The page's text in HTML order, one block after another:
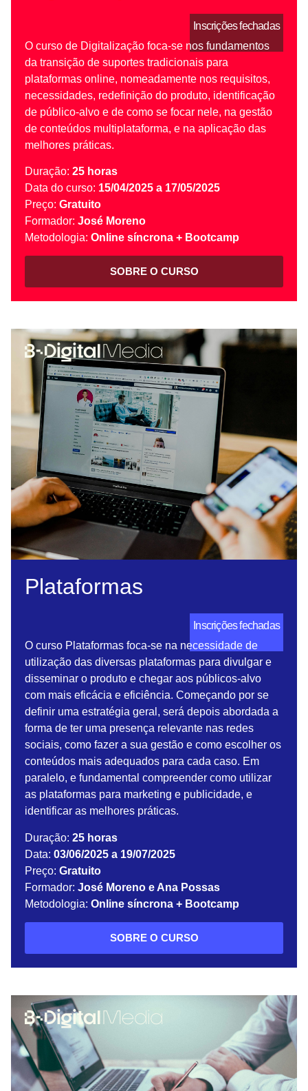
Inscrições fechadas
O curso de Digitalização foca-se nos fundamentos
da transição de suportes tradicionais para
plataformas online, nomeadamente nos requisitos,
necessidades, redefinição do produto, identificação
de público-alvo e de como se focar nele, na gestão
de conteúdos multiplataforma, e na aplicação das
melhores práticas.
Duração: 25 horas
Data do curso: 15/04/2025 a 17/05/2025
Preço: Gratuito
Formador: José Moreno
Metodologia: Online síncrona + Bootcamp
SOBRE O CURSO
Plataformas
Inscrições fechadas
O curso Plataformas foca-se na necessidade de
utilização das diversas plataformas para divulgar e
disseminar o produto e chegar aos públicos-alvo
com mais eficácia e eficiência. Começando por se
definir uma estratégia geral, será depois abordada a
forma de ter uma presença relevante nas redes
sociais, como fazer a sua gestão e como escolher os
conteúdos mais adequados para cada caso. Em
paralelo, e fundamental compreender como utilizar
as plataformas para marketing e publicidade, e
identificar as melhores práticas.
Duração: 25 horas
Data: 03/06/2025 a 19/07/2025
Preço: Gratuito
Formador: José Moreno e Ana Possas
Metodologia: Online síncrona + Bootcamp
SOBRE O CURSO